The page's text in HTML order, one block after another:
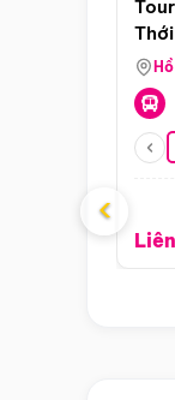
Bắt
‹